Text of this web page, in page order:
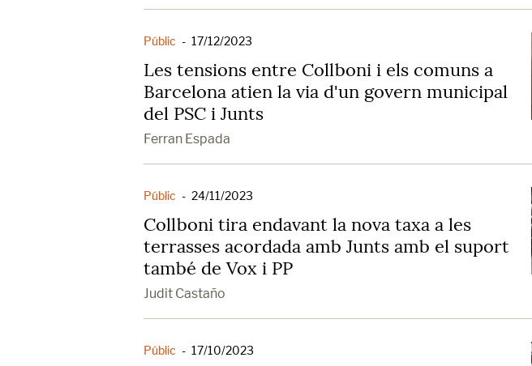
Públic - 17/12/2023
Les tensions entre Collboni i els comuns a
Barcelona atien la via d'un govern municipal
del PSC i Junts
Ferran Espada
Públic - 24/11/2023
Collboni tira endavant la nova taxa a les
terrasses acordada amb Junts amb el suport
també de Vox i PP
Judit Castaño
Públic - 17/10/2023